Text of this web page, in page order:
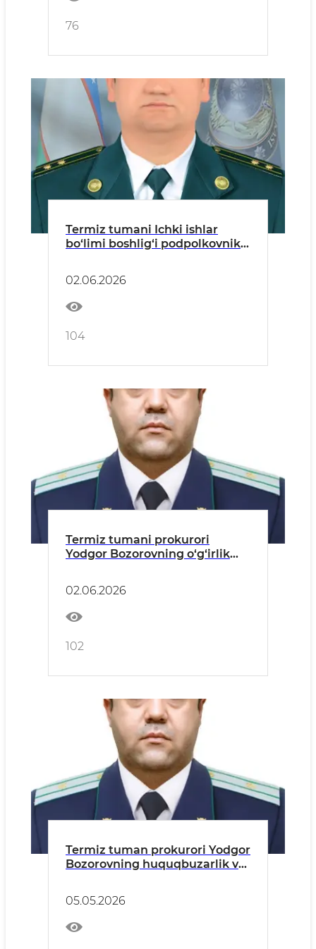
76
Termiz tumani Ichki ishlar
bo‘limi boshlig‘i podpolkovnik
qolmaslik yuzasidan aholiga
MUROJAATI
02.06.2026
104
Termiz tumani prokurori
Yodgor Bozorovning o‘g‘irlik
02.06.2026
102
Termiz tuman prokurori Yodgor
Bozorovning huquqbuzarlik va
yo‘llagan MUROJAATI
05.05.2026